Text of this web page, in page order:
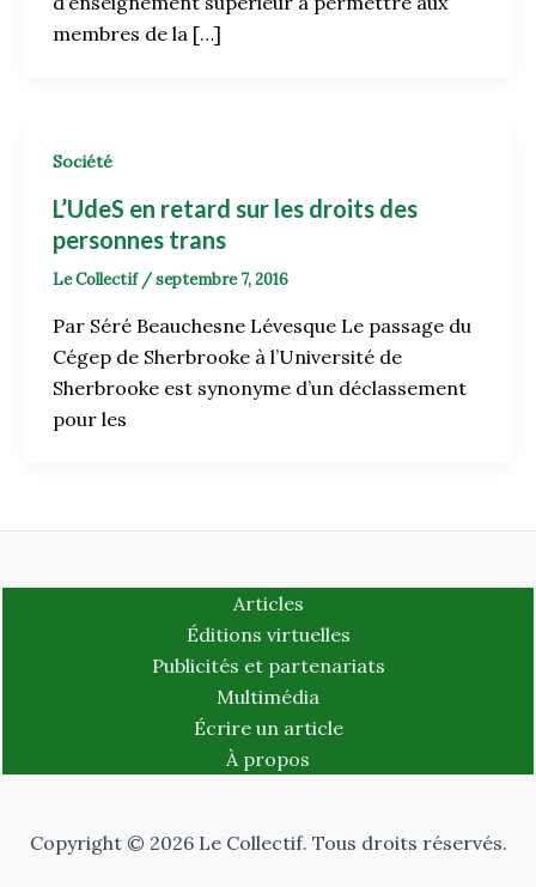
membres de la […]
Société
L’UdeS en retard sur les droits des
personnes trans
Le Collectif /septembre 7, 2016
Par Séré Beauchesne Lévesque Le passage du
Cégep de Sherbrooke à l’Université de
Sherbrooke est synonyme d’un déclassement
pour les
Articles
Éditions virtuelles
Publicités et partenariats
Multimédia
Écrire un article
À propos
Copyright © 2026 Le Collectif. Tous droits réservés.